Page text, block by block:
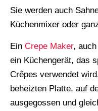
Sie werden auch
Küchenmixer oder
Ein Crepe Maker,
ein Küchengerät, das
Crêpes verwendet
beheizten Platte, auf
ausgegossen und